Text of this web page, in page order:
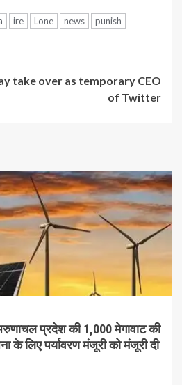
ire Lone news
punish
take over as temporary CEO
of Twitter
प्रदेश की 1,000 मेगावाट की
के लिए पर्यावरण मंजूरी को मंजूरी दी